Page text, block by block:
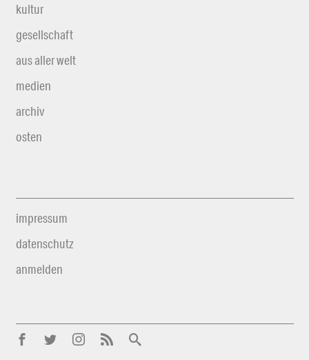
kultur
gesellschaft
aus aller welt
medien
archiv
osten
impressum
datenschutz
anmelden